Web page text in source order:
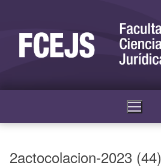
2actocolacion-2023 (44)